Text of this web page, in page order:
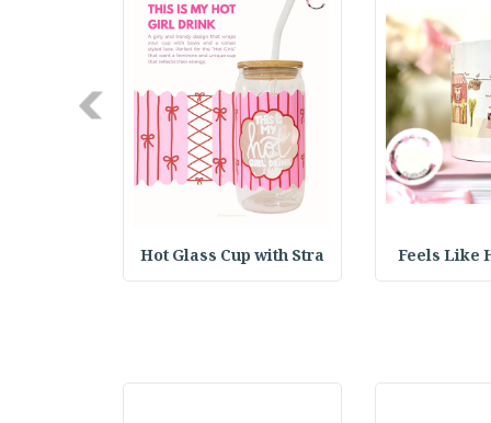
Feels Like
Hot Glass Cup with Stra
Next